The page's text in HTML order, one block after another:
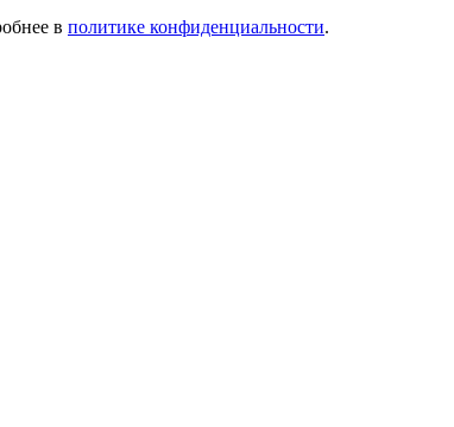
в политике конфиденциальности.